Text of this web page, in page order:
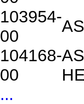
103954-
00
104168-
00
...